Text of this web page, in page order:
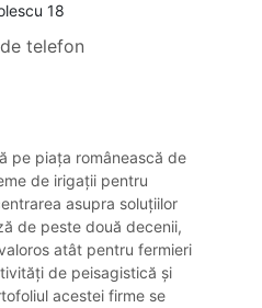
18
telefon
pe piața românească de
de irigații pentru
asupra soluțiilor
de peste două decenii,
atât pentru fermieri
de peisagistică și
acestei firme se